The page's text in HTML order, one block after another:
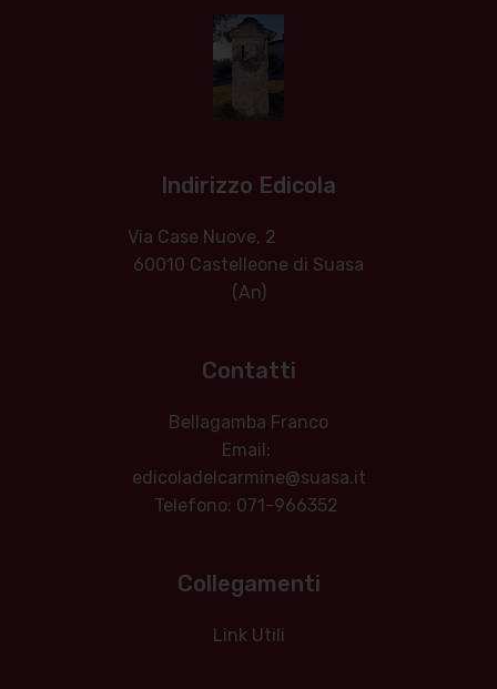
Indirizzo Edicola
Via Case Nuove, 2
60010 Castelleone di Suasa
(An)
Contatti
Bellagamba Franco
Email:
edicoladelcarmine@suasa.it
Telefono: 071-966352
Collegamenti
Link Utili